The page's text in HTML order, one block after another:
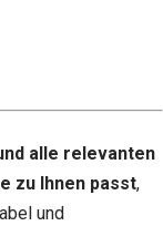
alle relevanten
zu Ihnen passt,
und